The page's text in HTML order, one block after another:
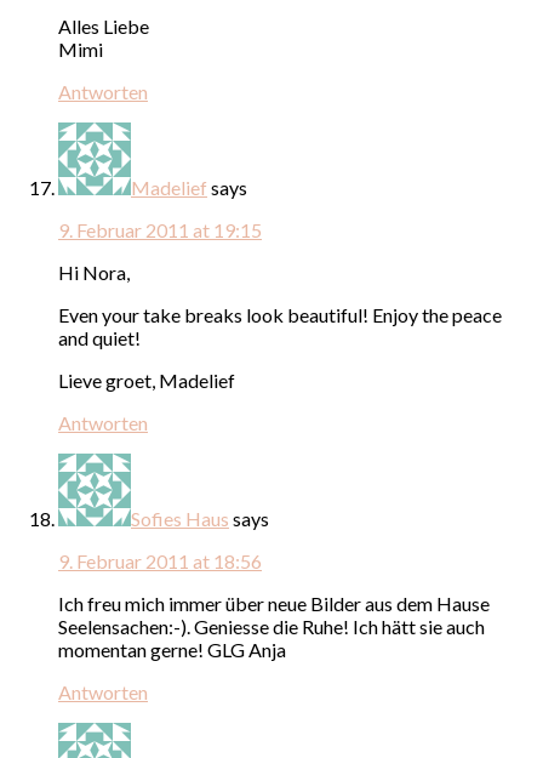
Alles Liebe
Mimi
Antworten
Madelief says
9. Februar 2011 at 19:15
Hi Nora,
Even your take breaks look beautiful! Enjoy the peace
and quiet!
Lieve groet, Madelief
Antworten
Sofies Haus says
9. Februar 2011 at 18:56
Ich freu mich immer über neue Bilder aus dem Hause
Seelensachen:-). Geniesse die Ruhe! Ich hätt sie auch
momentan gerne! GLG Anja
Antworten